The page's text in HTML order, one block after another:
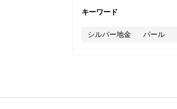
キーワード
シルバー地金 パール